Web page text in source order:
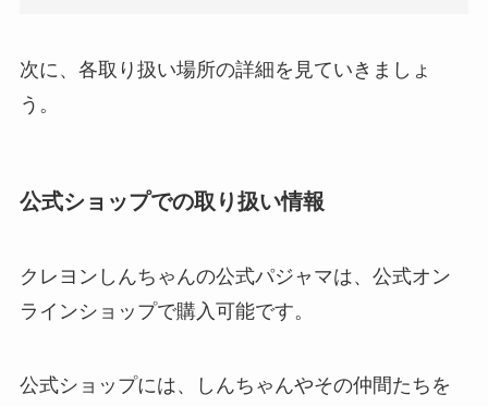
次に、各取り扱い場所の詳細を見ていきましょ
う。
公式ショップでの取り扱い情報
クレヨンしんちゃんの公式パジャマは、公式オン
ラインショップで購入可能です。
公式ショップには、しんちゃんやその仲間たちを